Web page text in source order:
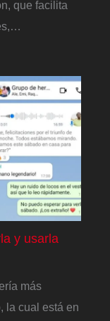
que facilita
y usarla
más
la cual está en